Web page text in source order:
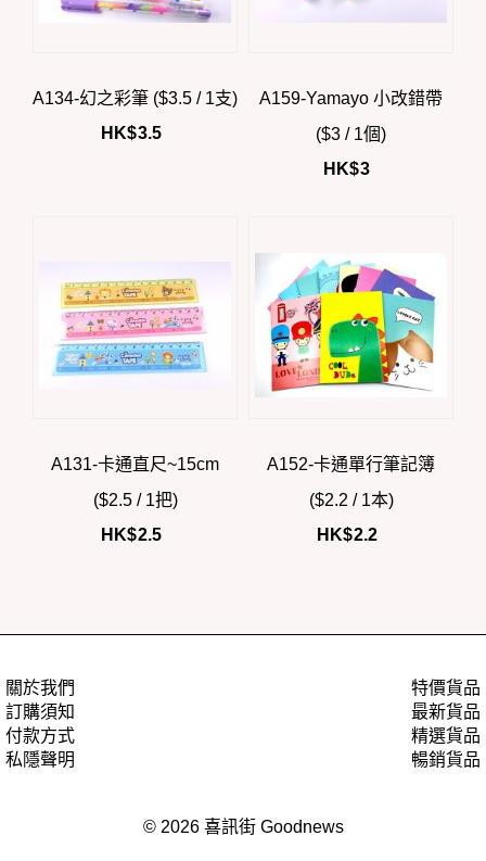
A134-幻之彩筆 ($3.5 / 1支)
HK$3.5
A159-Yamayo 小改錯帶
($3 / 1個)
HK$3
A131-卡通直尺~15cm
($2.5 / 1把)
HK$2.5
A152-卡通單行筆記簿
($2.2 / 1本)
HK$2.2
關於我們
訂購須知
付款方式
私隱聲明
特價貨品
最新貨品
精選貨品
暢銷貨品
© 2026 喜訊街 Goodnews